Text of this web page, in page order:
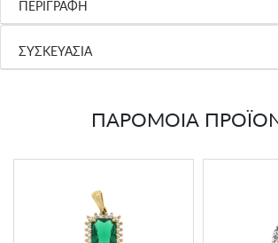
ΠΕΡΙΓΡΑΦΗ
ΣΥΣΚΕΥΑΣΙΑ
ΠΑΡΟΜΟΙΑ